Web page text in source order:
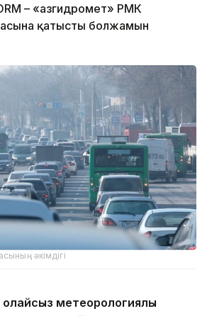
– «Қазгидромет» РМК
қатысты болжамын
әкімдігі
метеорологиялық